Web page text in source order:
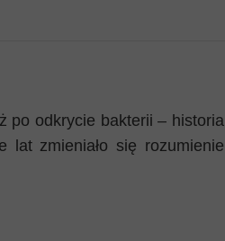
Samos
po odkrycie bakterii – historia
lat zmieniało się rozumienie